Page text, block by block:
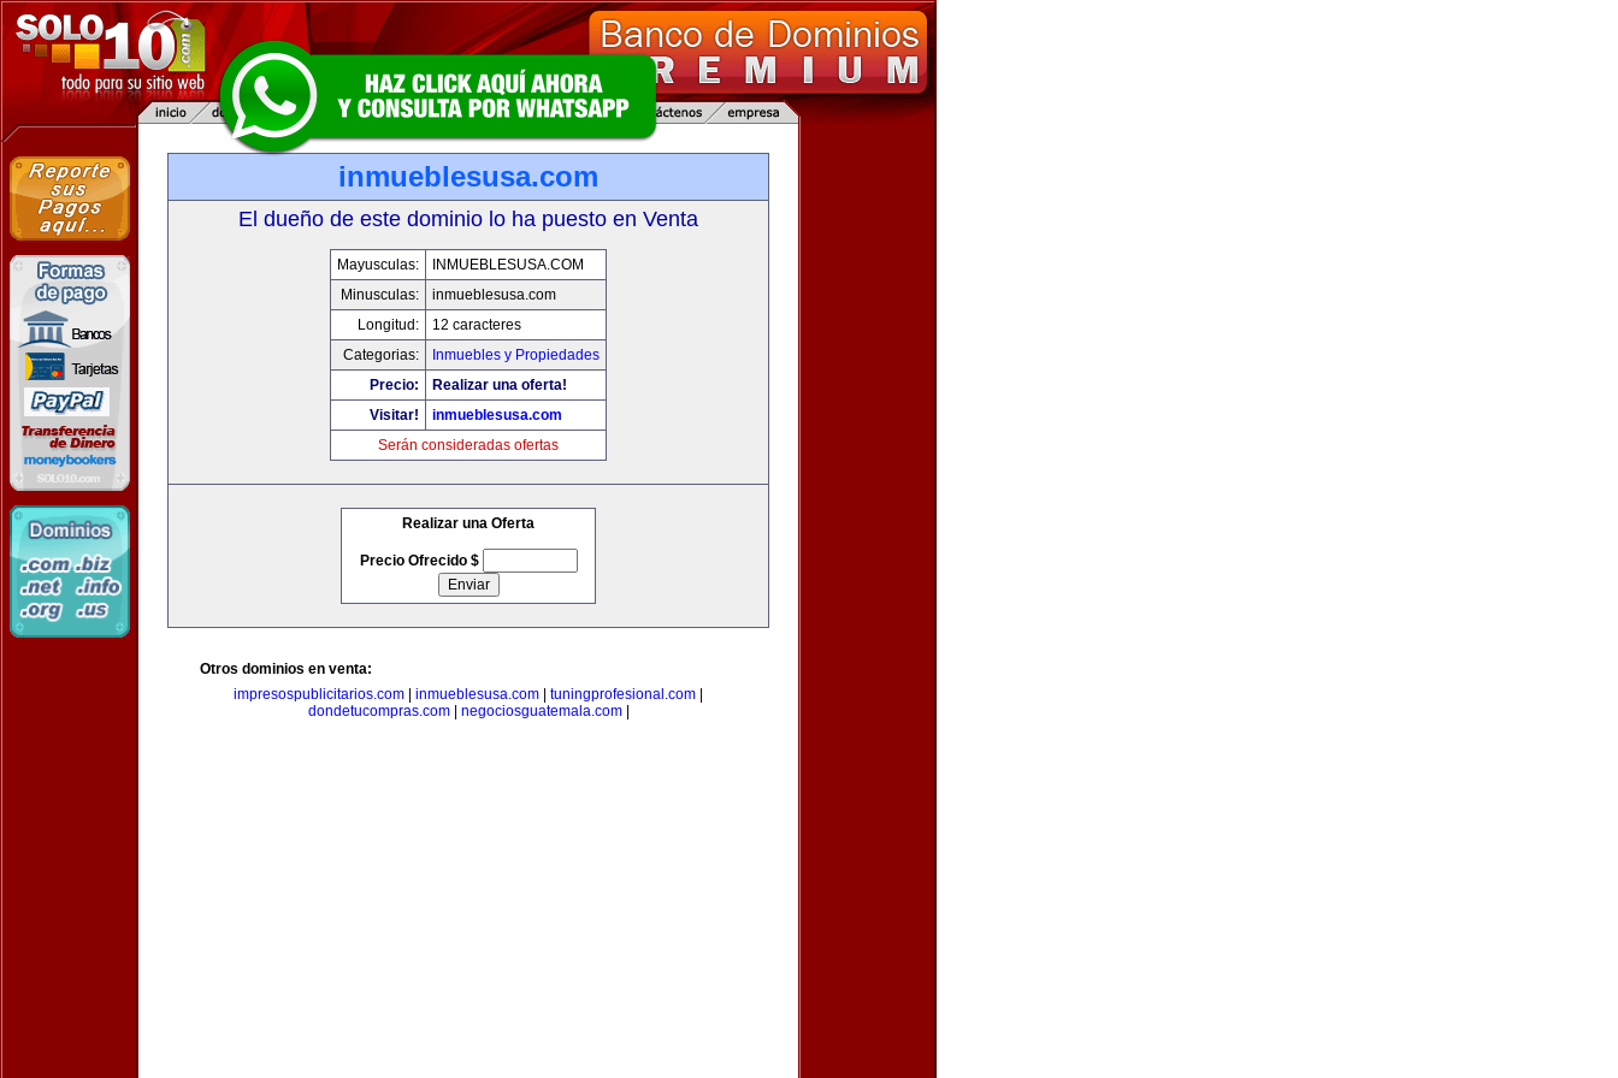
inmueblesusa.com
El dueño de este dominio lo ha puesto en Venta
Mayusculas:
INMUEBLESUSA.COM
Minusculas:
inmueblesusa.com
Longitud:
12 caracteres
Categorias:
Inmuebles y Propiedades
Precio:
Realizar una oferta!
Visitar!
inmueblesusa.com
Serán consideradas ofertas
Realizar una Oferta
Precio Ofrecido $
Otros dominios en venta:
impresospublicitarios.com
inmueblesusa.com tuningprofesional.com
dondetucompras.com| negociosguatemala.com|